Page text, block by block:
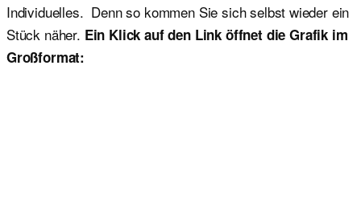
Individuelles. Denn so kommen Sie sich selbst wieder ein
Stück näher. Ein Klick auf den Link öffnet die Grafik im
Großformat: